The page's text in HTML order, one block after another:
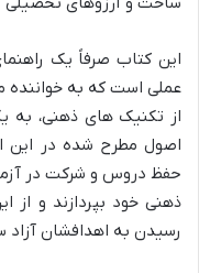
این کتاب صرفاً یک
عملی است که به خواننده
از تکنیک های ذهنی،
اصول مطرح شده در این
حفظ دروس و شرکت در
ذهنی خود بپردازند و از
رسیدن به اهدافشان آزاد